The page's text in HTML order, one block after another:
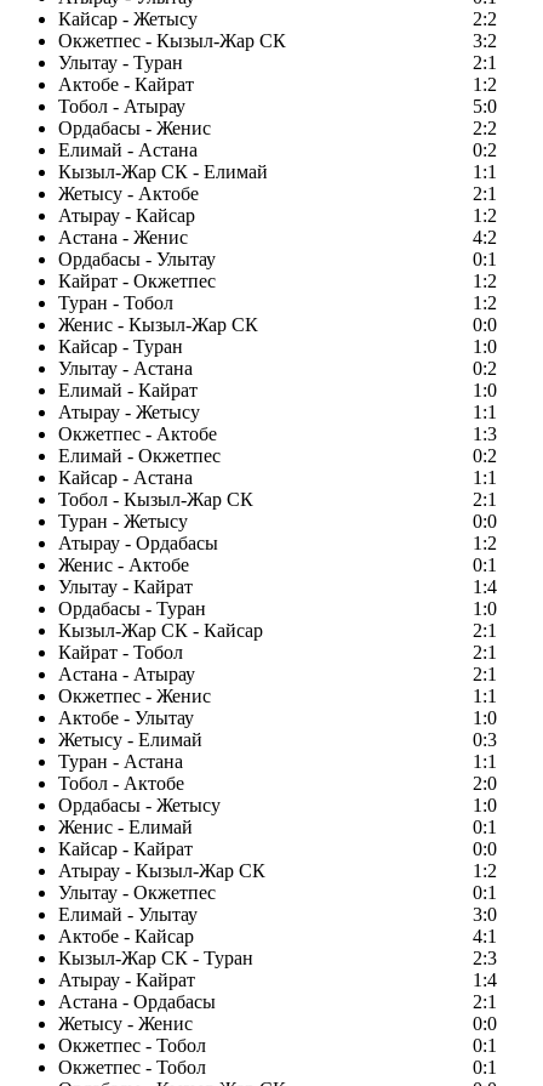
Кайсар - Жетысу
2:2
Окжетпес - Кызыл-Жар СК
3:2
Улытау - Туран
2:1
Актобе - Кайрат
1:2
Тобол - Атырау
5:0
Ордабасы - Женис
2:2
Елимай - Астана
0:2
Кызыл-Жар СК - Елимай
1:1
Жетысу - Актобе
2:1
Атырау - Кайсар
1:2
Астана - Женис
4:2
Ордабасы - Улытау
0:1
Кайрат - Окжетпес
1:2
Туран - Тобол
1:2
Женис - Кызыл-Жар СК
0:0
Кайсар - Туран
1:0
Улытау - Астана
0:2
Елимай - Кайрат
1:0
Атырау - Жетысу
1:1
Окжетпес - Актобе
1:3
Елимай - Окжетпес
0:2
Кайсар - Астана
1:1
Тобол - Кызыл-Жар СК
2:1
Туран - Жетысу
0:0
Атырау - Ордабасы
1:2
Женис - Актобе
0:1
Улытау - Кайрат
1:4
Ордабасы - Туран
1:0
Кызыл-Жар СК - Кайсар
2:1
Кайрат - Тобол
2:1
Астана - Атырау
2:1
Окжетпес - Женис
1:1
Актобе - Улытау
1:0
Жетысу - Елимай
0:3
Туран - Астана
1:1
Тобол - Актобе
2:0
Ордабасы - Жетысу
1:0
Женис - Елимай
0:1
Кайсар - Кайрат
0:0
Атырау - Кызыл-Жар СК
1:2
Улытау - Окжетпес
0:1
Елимай - Улытау
3:0
Актобе - Кайсар
4:1
Кызыл-Жар СК - Туран
2:3
Атырау - Кайрат
1:4
Астана - Ордабасы
2:1
Жетысу - Женис
0:0
Окжетпес - Тобол
0:1
Окжетпес - Тобол
0:1